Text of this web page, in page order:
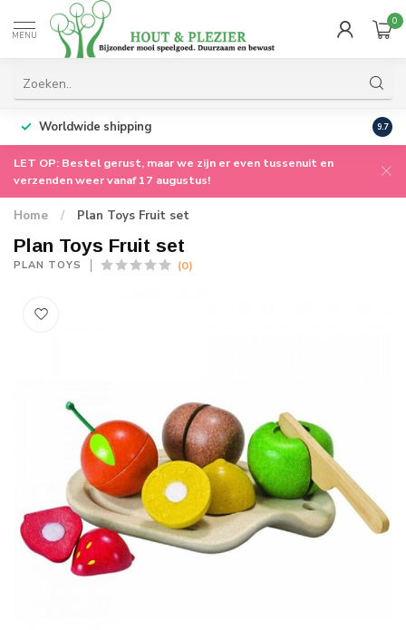
MENU
0
Worldwide shipping 9.7
LET OP: Bestel gerust, maar we zijn er even tussenuit en
verzenden weer vanaf 17 augustus!
Home / Plan Toys Fruit set
Plan Toys Fruit set
PLAN TOYS (0)